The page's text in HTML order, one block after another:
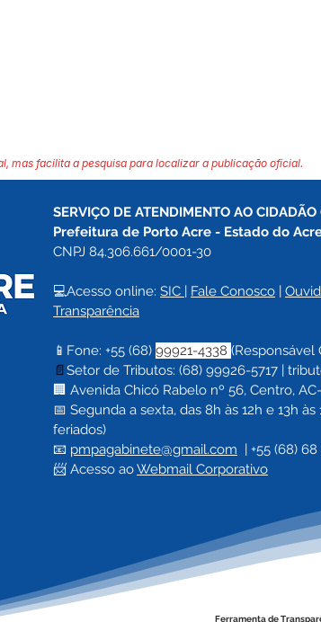
mas facilita a pesquisa para localizar a publicação oficial.
SERVIÇO DE ATENDIMENTO AO
Prefeitura de Porto Acre - Estado do
CNPJ 84.306.661/0001-30
💻Acesso online: SIC | Fale Conosco |
Transparência
📱Fone: +55 (68) 99921-4338 (Responsável
📄 Setor de Tributos: (68) 99926-5717 |
🏢 Avenida Chicó Rabelo nº 56, Centro,
📅 Segunda a sexta, das 8h às 12h e 13h
feriados)
📧 pmpagabinete@gmail.com | +55 (68)
📨 Acesso ao Webmail Corporativo
Ferramenta de